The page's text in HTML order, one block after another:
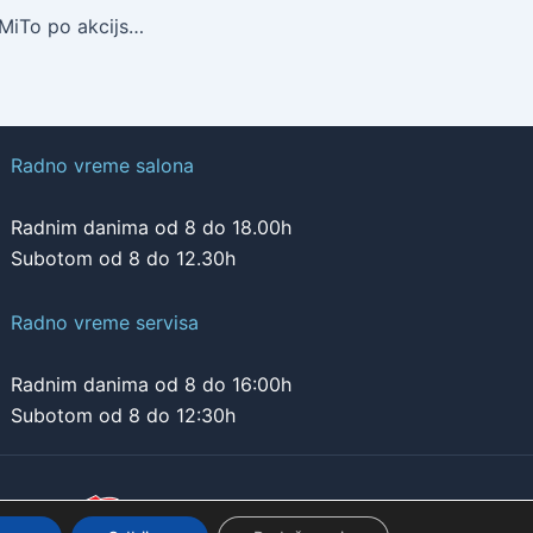
Novi Alfa Romeo MiTo po akcijskoj ceni
Radno vreme salona
Radnim danima od 8 do 18.00h
Subotom od 8 do 12.30h
Radno vreme servisa
Radnim danima od 8 do 16:00h
Subotom od 8 do 12:30h
na